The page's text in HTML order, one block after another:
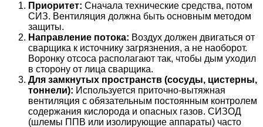
Приоритет: Сначала технические средства, потом
СИЗ. Вентиляция должна быть основным методом
защиты.
Направление потока: Воздух должен двигаться от
сварщика к источнику загрязнения, а не наоборот.
Воронку отсоса располагают так, чтобы дым уходил
в сторону от лица сварщика.
Для замкнутых пространств (сосуды, цистерны,
тоннели): Используется приточно-вытяжная
вентиляция с обязательным постоянным контролем
содержания кислорода и опасных газов. СИЗОД
(шлемы ППВ или изолирующие аппараты) часто